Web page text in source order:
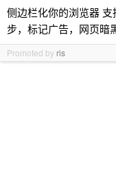
侧边栏化你的浏览器
步，标记广告，网页暗
Promoted by ris